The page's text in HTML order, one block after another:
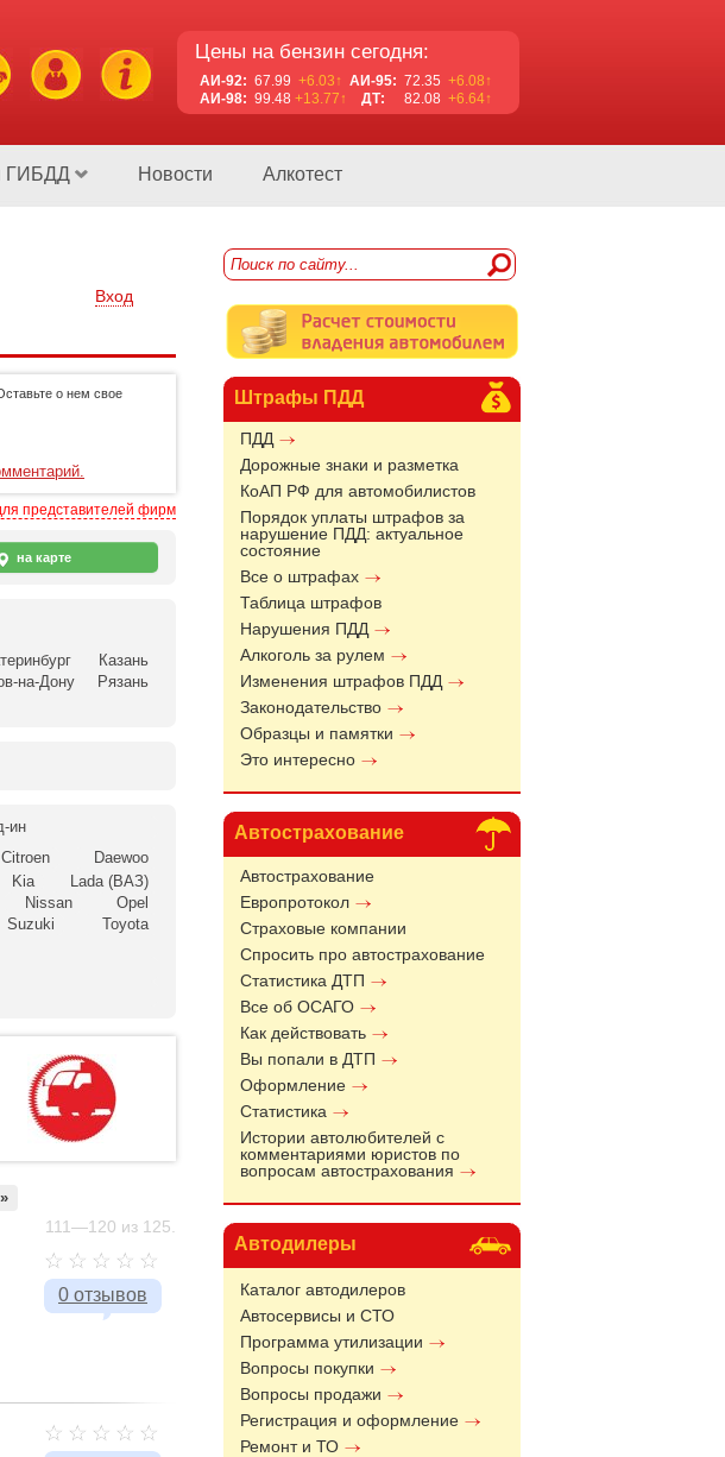
Цены на бензин сегодня:
АИ-92: 67.99 +6.03↑ АИ-95: 72.35 +6.08↑
АИ-98: 99.48 +13.77↑ ДТ: 82.08 +6.64↑
ГИБДД Новости Алкотест
Штрафы ПДД
ПДД
Дорожные знаки и разметка
КоАП РФ для автомобилистов
Порядок уплаты штрафов за
нарушение ПДД: актуальное
состояние
Все о штрафах
Таблица штрафов
Нарушения ПДД
Алкоголь за рулем
Изменения штрафов ПДД
Законодательство
Образцы и памятки
Это интересно
Автострахование
Автострахование
Европротокол
Страховые компании
Спросить про автострахование
Статистика ДТП
Все об ОСАГО
Как действовать
Вы попали в ДТП
Оформление
Статистика
Истории автолюбителей с
комментариями юристов по
вопросам автострахования
Автодилеры
Каталог автодилеров
Автосервисы и СТО
Программа утилизации
Вопросы покупки
Вопросы продажи
Регистрация и оформление
Ремонт и ТО
Вход
о нем свое
представителей фирм
на карте
Казань
на-Дону
Рязань
ин
Citroen
Daewoo
Kia
Lada (ВАЗ)
Nissan
Opel
Suzuki
Toyota
»
111—120 из 125.
0 отзывов